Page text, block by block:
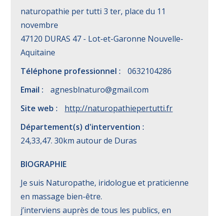
naturopathie per tutti 3 ter, place du 11
novembre
47120 DURAS 47 - Lot-et-Garonne Nouvelle-
Aquitaine
Téléphone professionnel :
0632104286
Email :
agnesblnaturo@gmail.com
Site web :
http://naturopathiepertutti.fr
Département(s) d'intervention :
24,33,47. 30km autour de Duras
BIOGRAPHIE
Je suis Naturopathe, iridologue et praticienne
en massage bien-être.
j’interviens auprès de tous les publics, en